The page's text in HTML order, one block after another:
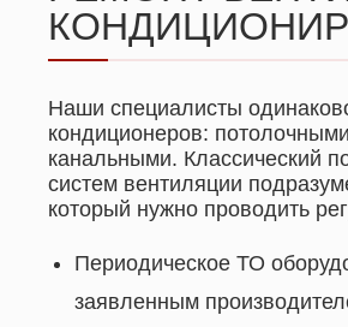
Наши специалисты
кондиционеров:
канальными. Классический
систем вентиляции
который нужно проводить
Периодическое ТО
заявленным